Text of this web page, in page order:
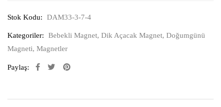
Stok Kodu: DAM33-3-7-4
Kategoriler: Bebekli Magnet, Dik Açacak Magnet, Doğumgünü
Magneti, Magnetler
Paylaş: